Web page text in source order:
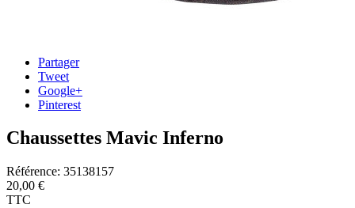
Partager
Tweet
Google+
Pinterest
Chaussettes Mavic Inferno
Référence: 35138157
20,00 €
TTC